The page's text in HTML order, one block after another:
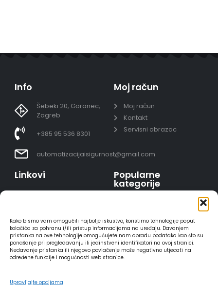
Kako bismo vam omogućili najbolje iskustvo, koristimo tehnologije poput
kolačića za pohranu i/ili pristup informacijama na uređaju. Davanjem
pristanka na ove tehnologije omogućujete nam obradu podataka kao što su
ponašanje pri pregledavanju ili jedinstveni identifikatori na ovoj stranici.
Nedavanje pristanka ili njegovo povlačenje može negativno utjecati na
određene funkcije i mogućnosti web stranice.
Upravljajte opcijama
Info
Šebeki 20, Goranec,
Zagreb
+385 95 536 8301
automatizacijaisigurnost@gmail.com
Moj račun
Moj račun
Kontakt
Servisni obrazac
Linkovi
Uvjeti prodaje
Sigurno plaćanje
karticama
Dostava
Načini plaćanja
Raskid ugovora
Popularne
kategorije
Video nadzor - kompleti
AJAX alarmi
HIKVISION portafoni
REOLINK kamere
DVC portafoni